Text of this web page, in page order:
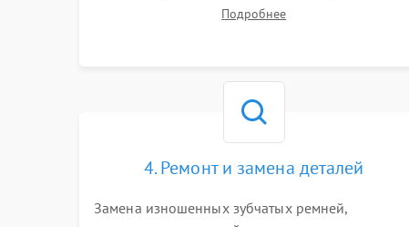
нитей и работы педали. Выявление посторонних
Подробнее
4. Ремонт и замена деталей
Замена изношенных зубчатых ремней,